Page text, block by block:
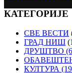
КАТЕГОРИЈЕ
СВЕ ВЕСТИ
ГРАД НИШ
ДРУШТВО
КУЛТУРА